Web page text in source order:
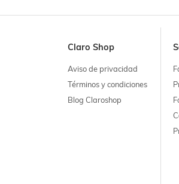
Claro Shop
Aviso de privacidad
Términos y condiciones
Blog Claroshop